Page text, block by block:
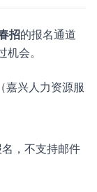
招的报名通道
会。
（嘉兴人力资源服
，不支持邮件